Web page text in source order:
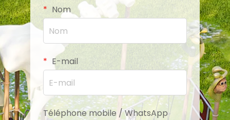
Nom
E-mail
Téléphone mobile / WhatsApp